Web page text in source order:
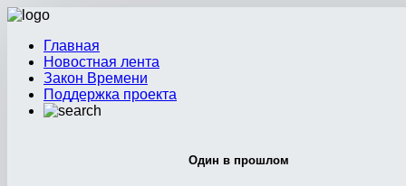
Главная
Новостная лента
Закон Времени
Поддержка проекта
Один в прошлом